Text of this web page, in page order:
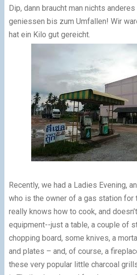
Dip, dann braucht man nichts
geniessen bis zum Umfallen! Wir
hat ein Kilo gut gereicht.
Recently, we had a Ladies Evening,
who is the owner of a gas station for
really knows how to cook, and
equipment--just a table, a couple of
chopping board, some knives, a
and plates – and, of course, a
these very popular little charcoal